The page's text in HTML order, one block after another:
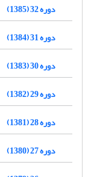
دوره 32 (1385)
دوره 31 (1384)
دوره 30 (1383)
دوره 29 (1382)
دوره 28 (1381)
دوره 27 (1380)